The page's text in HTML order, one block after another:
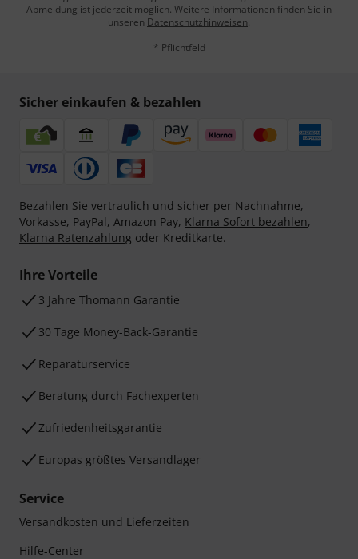
Abmeldung ist jederzeit möglich. Weitere Informationen finden Sie in
unseren Datenschutzhinweisen.
* Pflichtfeld
Sicher einkaufen & bezahlen
Bezahlen Sie vertraulich und sicher per Nachnahme,
Vorkasse, PayPal, Amazon Pay, Klarna Sofort bezahlen,
Klarna Ratenzahlung oder Kreditkarte.
Ihre Vorteile
3 Jahre Thomann Garantie
30 Tage Money-Back-Garantie
Reparaturservice
Beratung durch Fachexperten
Zufriedenheitsgarantie
Europas größtes Versandlager
Service
Versandkosten und Lieferzeiten
Hilfe-Center